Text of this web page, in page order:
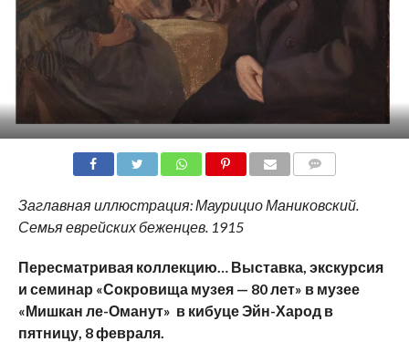
Заглавная иллюстрация: Маурицио Маниковский.
Семья еврейских беженцев. 1915
Пересматривая коллекцию… Выставка, экскурсия
и семинар «Сокровища музея — 80 лет» в музее
«Мишкан ле-Оманут» в кибуце Эйн-Харод в
пятницу, 8 февраля.